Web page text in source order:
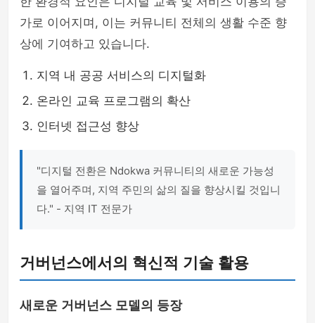
가로 이어지며, 이는 커뮤니티 전체의 생활 수준 향
상에 기여하고 있습니다.
지역 내 공공 서비스의 디지털화
온라인 교육 프로그램의 확산
인터넷 접근성 향상
"디지털 전환은 Ndokwa 커뮤니티의 새로운 가능성
을 열어주며, 지역 주민의 삶의 질을 향상시킬 것입니
다." - 지역 IT 전문가
거버넌스에서의 혁신적 기술 활용
새로운 거버넌스 모델의 등장